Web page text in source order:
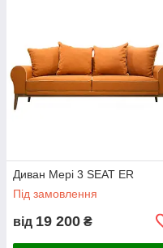
Диван Мері 3 SEAT ER
Під замовлення
від 19 200 ₴